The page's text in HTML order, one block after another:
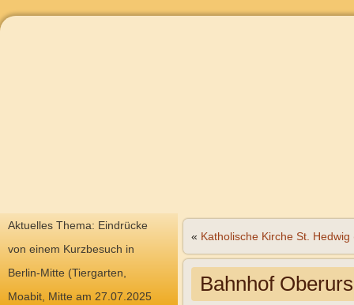
Aktuelles Thema: Eindrücke
von einem Kurzbesuch in
Berlin-Mitte (Tiergarten,
Moabit, Mitte am 27.07.2025
« Katholische Kirche St.
Bahnhof